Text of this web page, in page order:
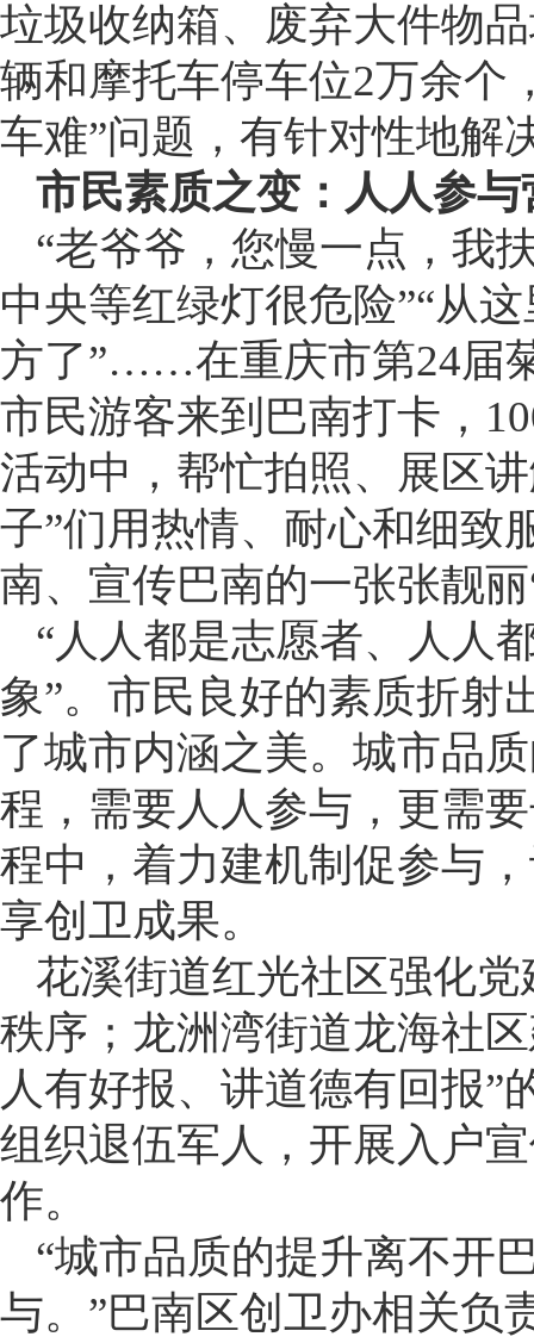
垃圾收纳箱、废弃大件物
辆和摩托车停车位2万余个
车难”问题，有针对性地解
市民素质之变：人人参
“老爷爷，您慢一点，我
中央等红绿灯很危险”“从
方了”……在重庆市第24届
市民游客来到巴南打卡，
活动中，帮忙拍照、展区
子”们用热情、耐心和细致
南、宣传巴南的一张张靓
“人人都是志愿者、人人
象”。市民良好的素质折射
了城市内涵之美。城市品
程，需要人人参与，更需
程中，着力建机制促参与
享创卫成果。
花溪街道红光社区强化
秩序；龙洲湾街道龙海社
人有好报、讲道德有回报”
组织退伍军人，开展入户
作。
“城市品质的提升离不开
与。”巴南区创卫办相关负